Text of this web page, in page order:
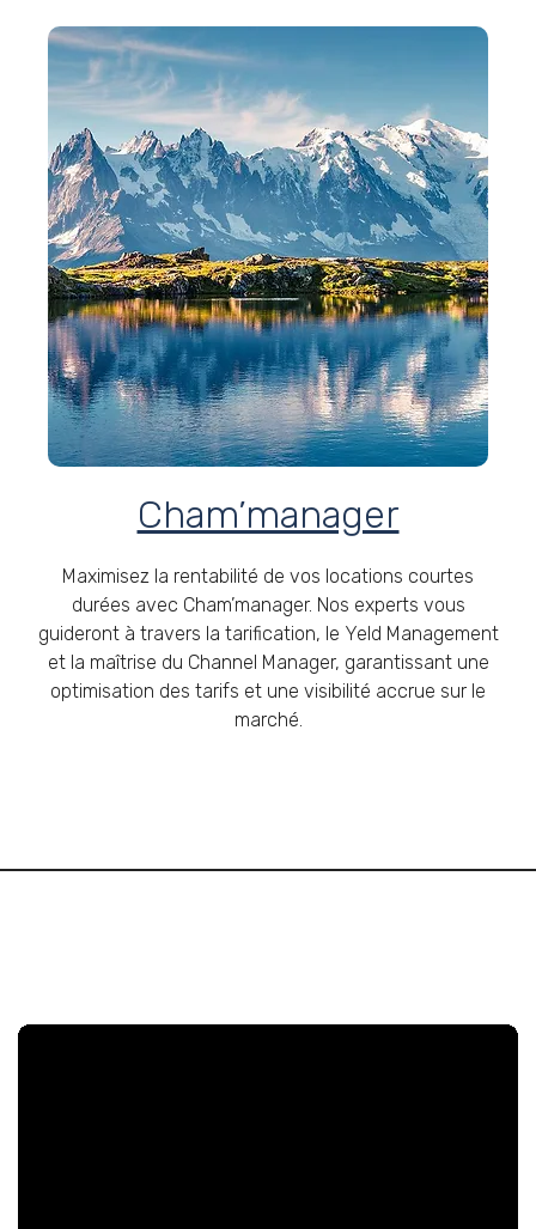
Cham’manager
Maximisez la rentabilité de vos locations courtes
durées avec Cham’manager. Nos experts vous
guideront à travers la tarification, le Yeld Management
et la maîtrise du Channel Manager, garantissant une
optimisation des tarifs et une visibilité accrue sur le
marché.